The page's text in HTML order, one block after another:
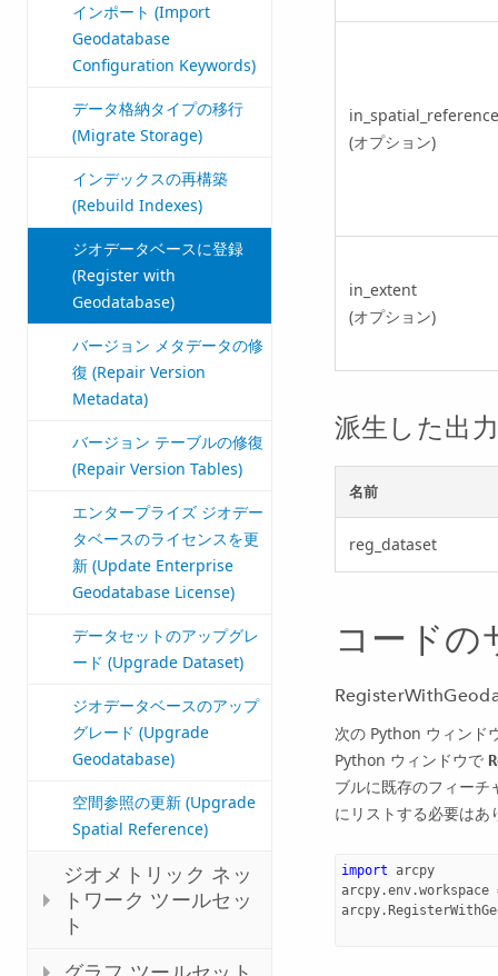
インポート (Import
Geodatabase
Configuration Keywords)
データ格納タイプの移行
(Migrate Storage)
インデックスの再構築
(Rebuild Indexes)
ジオデータベースに登録
(Register with
Geodatabase)
バージョン メタデータの修
復 (Repair Version
Metadata)
バージョン テーブルの修復
(Repair Version Tables)
エンタープライズ ジオデー
タベースのライセンスを更
新 (Update Enterprise
Geodatabase License)
データセットのアップグレ
ード (Upgrade Dataset)
ジオデータベースのアップ
グレード (Upgrade
Geodatabase)
空間参照の更新 (Upgrade
Spatial Reference)
ジオメトリック ネッ
トワーク ツールセッ
ト
in_spatial_reference
(オプション)
in_extent
(オプション)
派生した出
名前
reg_dataset
コードの
次の Python ウィンド
Python ウィンドウで
ブルに既存のフィーチ
にリストする必要はあ
import arcpy
arcpy.env.workspace
arcpy.